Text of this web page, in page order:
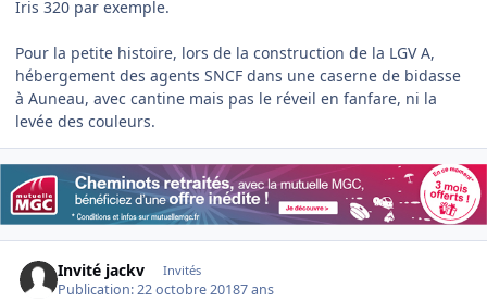
Iris 320 par exemple.
Pour la petite histoire, lors de la construction de la LGV A,
hébergement des agents SNCF dans une caserne de bidasse
à Auneau, avec cantine mais pas le réveil en fanfare, ni la
levée des couleurs.
Invité jackv Invités
Publication:22 octobre 20187 ans